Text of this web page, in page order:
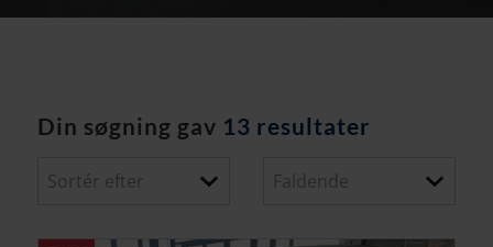
Din søgning gav 13 resultater